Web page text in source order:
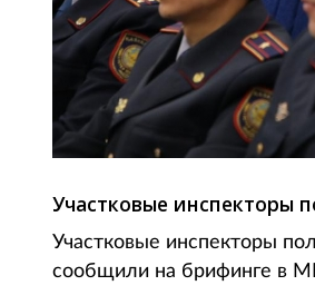
Участковые инспекторы
Участковые инспекторы
сообщили на брифинге в